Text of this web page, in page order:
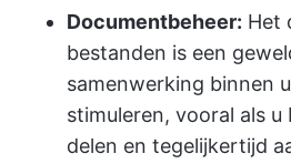
Documentbeheer: Het
bestanden is een
samenwerking binnen
stimuleren, vooral als
delen en tegelijkertijd